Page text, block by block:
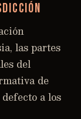
las partes
del
de
a los